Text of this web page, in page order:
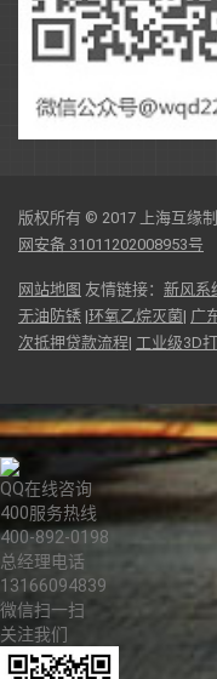
版权所有 © 2017 上海互缘
网安备 31011202008953号
网站地图 友情链接： 新风系
无油防锈 |环氧乙烷灭菌| 广
次抵押贷款流程| 工业级3D
QQ在线咨询
400服务热线
400-892-0198
总经理电话
13166094839
微信扫一扫
关注我们